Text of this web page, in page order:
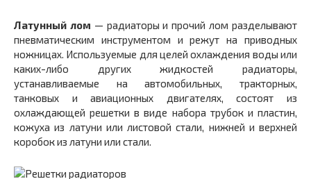
Латунный лом — радиаторы и прочий лом разделывают
пневматическим инструментом и режут на приводных
ножницах. Используемые для целей охлаждения воды или
каких-либо других жидкостей радиаторы,
устанавливаемые на автомобильных, тракторных,
танковых и авиационных двигателях, состоят из
охлаждающей решетки в виде набора трубок и пластин,
кожуха из латуни или листовой стали, нижней и верхней
коробок из латуни или стали.